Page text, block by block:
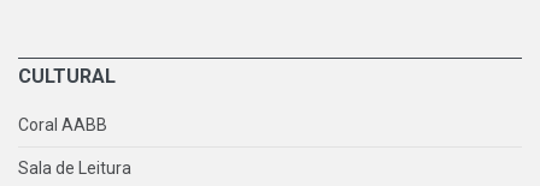
CULTURAL
Coral AABB
Sala de Leitura